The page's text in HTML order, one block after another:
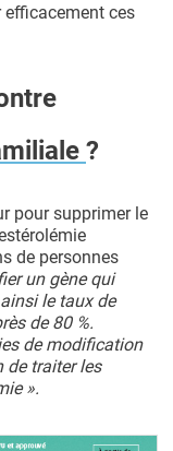
ces
?
pour supprimer le
de personnes
un gène qui
le taux de
de 80 %.
de modification
de traiter les
».